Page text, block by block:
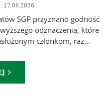
SGP przyznano godność
odznaczenia, które
członkom, raz...
